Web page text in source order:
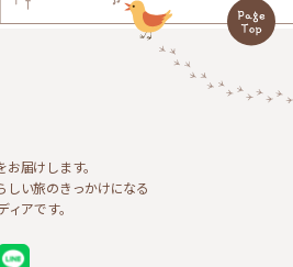
届けします。
しい旅のきっかけになる
アです。